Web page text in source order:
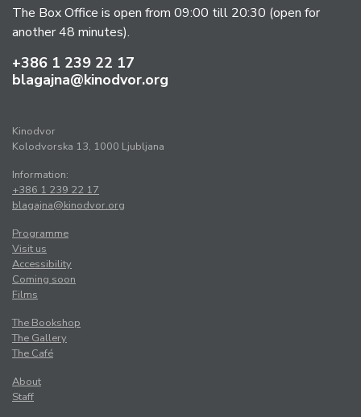
The Box Office is open from 09:00 till 20:30 (open for
another 48 minutes).
+386 1 239 22 17
blagajna@kinodvor.org
Kinodvor
Kolodvorska 13, 1000 Ljubljana
Information:
+386 1 239 22 17
blagajna@kinodvor.org
Programme
Visit us
Accessibility
Coming soon
Films
The Bookshop
The Gallery
The Café
About
Staff